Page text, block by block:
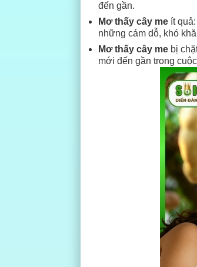
đến gần.
Mơ thấy cây me ít
những cám dỗ, khó
Mơ thấy cây me bị
mới đến gần trong